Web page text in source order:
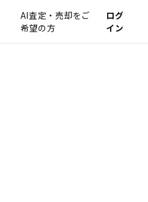
AI査定・売却をご
希望の方
ログ
イン